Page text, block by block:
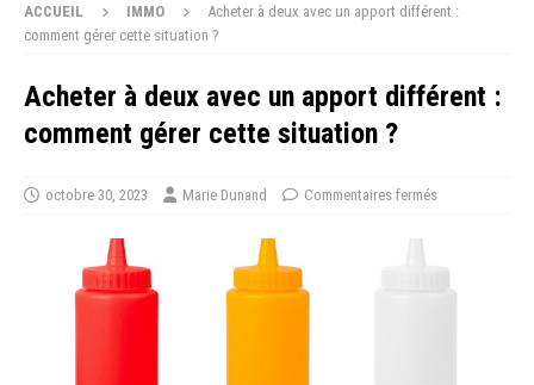
ACCUEIL IMMO
Acheter à deux avec un apport différent :
comment gérer cette situation ?
Acheter à deux avec un apport différent :
comment gérer cette situation ?
octobre 30, 2023 Marie Dunand Commentaires fermés